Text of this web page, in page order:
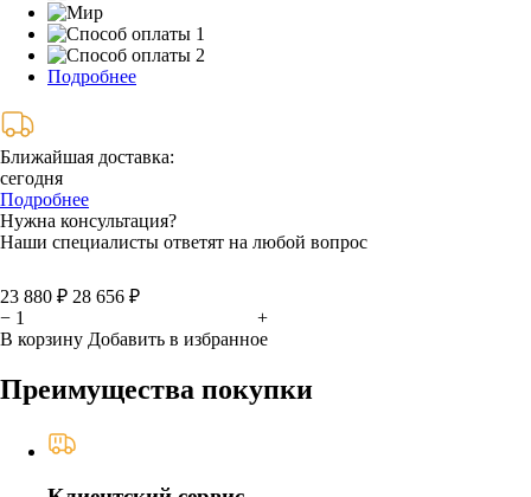
Подробнее
Ближайшая доставка:
сегодня
Подробнее
Нужна консультация?
Наши специалисты ответят на любой вопрос
23 880 ₽ 28 656 ₽
−
+
В корзину Добавить в избранное
Преимущества покупки